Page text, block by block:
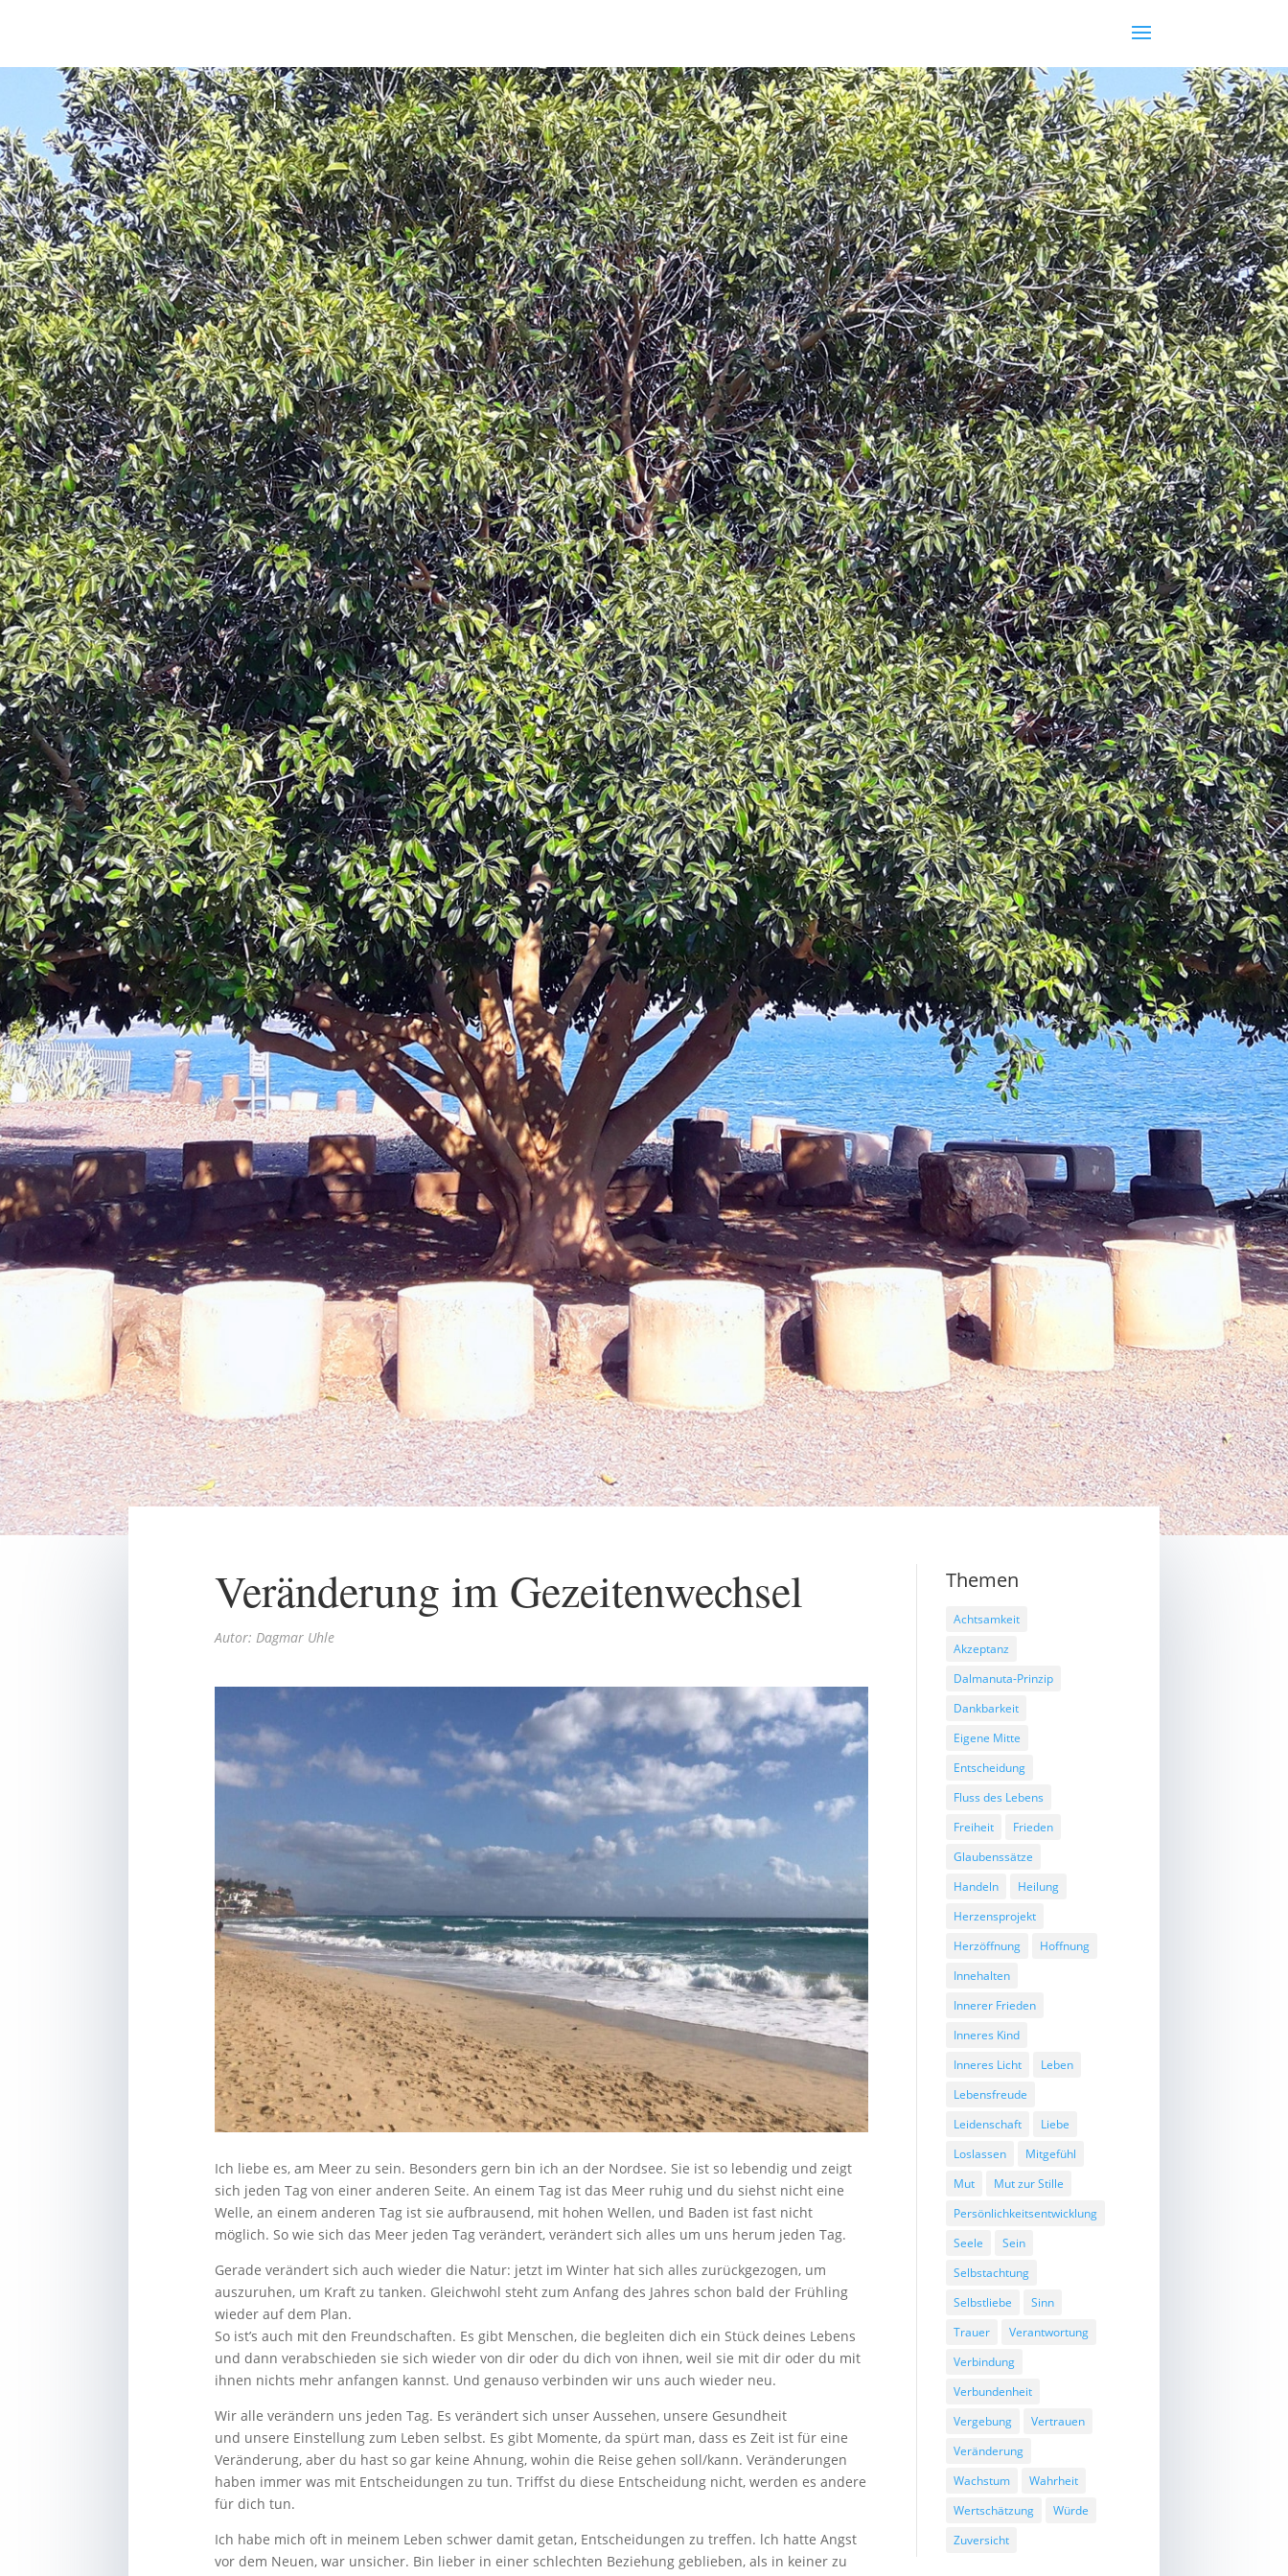
Veränderung im Gezeitenwechsel
Autor: Dagmar Uhle
Ich liebe es, am Meer zu sein. Besonders gern bin ich an der Nordsee. Sie ist so lebendig und zeigt
sich jeden Tag von einer anderen Seite. An einem Tag ist das Meer ruhig und du siehst nicht eine
Welle, an einem anderen Tag ist sie aufbrausend, mit hohen Wellen, und Baden ist fast nicht
möglich. So wie sich das Meer jeden Tag verändert, verändert sich alles um uns herum jeden Tag.
Gerade verändert sich auch wieder die Natur: jetzt im Winter hat sich alles zurückgezogen, um
auszuruhen, um Kraft zu tanken. Gleichwohl steht zum Anfang des Jahres schon bald der Frühling
wieder auf dem Plan.
So ist’s auch mit den Freundschaften. Es gibt Menschen, die begleiten dich ein Stück deines Lebens
und dann verabschieden sie sich wieder von dir oder du dich von ihnen, weil sie mit dir oder du mit
ihnen nichts mehr anfangen kannst. Und genauso verbinden wir uns auch wieder neu.
Wir alle verändern uns jeden Tag. Es verändert sich unser Aussehen, unsere Gesundheit
und unsere Einstellung zum Leben selbst. Es gibt Momente, da spürt man, dass es Zeit ist für eine
Veränderung, aber du hast so gar keine Ahnung, wohin die Reise gehen soll/kann. Veränderungen
haben immer was mit Entscheidungen zu tun. Triffst du diese Entscheidung nicht, werden es andere
für dich tun.
Ich habe mich oft in meinem Leben schwer damit getan, Entscheidungen zu treffen. lch hatte Angst
vor dem Neuen, war unsicher. Bin lieber in einer schlechten Beziehung geblieben, als in keiner zu
Themen
Achtsamkeit
Akzeptanz
Dalmanuta-Prinzip
Dankbarkeit
Eigene Mitte
Entscheidung
Fluss des Lebens
Freiheit
Frieden
Glaubenssätze
Handeln
Heilung
Herzensprojekt
Herzöffnung
Hoffnung
Innehalten
Innerer Frieden
Inneres Kind
Inneres Licht
Leben
Lebensfreude
Leidenschaft
Liebe
Loslassen
Mitgefühl
Mut
Mut zur Stille
Persönlichkeitsentwicklung
Seele
Sein
Selbstachtung
Selbstliebe
Sinn
Trauer
Verantwortung
Verbindung
Verbundenheit
Vergebung
Vertrauen
Veränderung
Wachstum
Wahrheit
Wertschätzung
Würde
Zuversicht